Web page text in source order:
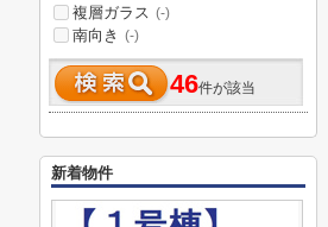
複層ガラス (-)
南向き (-)
46件が該当
新着物件